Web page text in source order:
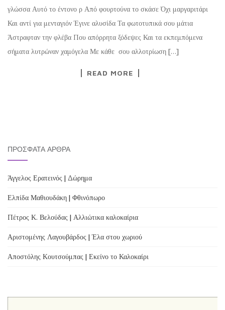
γλώσσα Αυτό το έντονο ρ Από φουρτούνα το σκάσε Όχι μαργαριτάρι
Και αντί για μενταγιόν Έγινε αλυσίδα Τα φωτοτυπικά σου μάτια
Άστραφταν την φλέβα Που απόρρητα ξόδεψες Και τα εκπεμπόμενα
σήματα λυτρώναν χαμόγελα Με κάθε σου αλλοτρίωση […]
READ MORE
ΠΡΌΣΦΑΤΑ ΆΡΘΡΑ
Άγγελος Ερατεινός | Δώρημα
Ελπίδα Μαθιουδάκη | Φθινόπωρο
Πέτρος Κ. Βελούδας | Αλλιώτικα καλοκαίρια
Αριστομένης Λαγουβάρδος | Έλα στου χωριού
Αποστόλης Κουτσούμπας | Εκείνο το Καλοκαίρι